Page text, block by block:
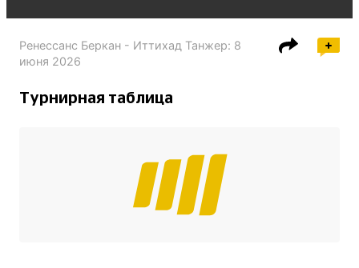
Ренессанс Беркан - Иттихад Танжер: 8
июня 2026
Турнирная таблица